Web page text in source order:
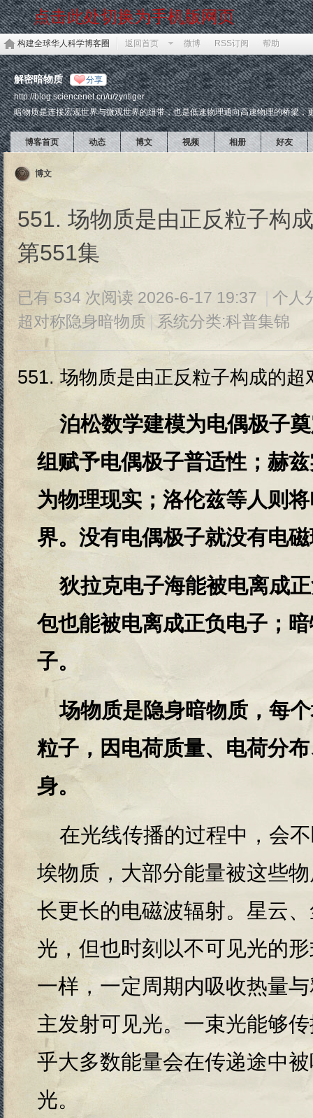
点击此处切换为手机版网页
构建全球华人科学博客圈 返回首页 微博 RSS订阅 帮助
解密暗物质 分享
http://blog.sciencenet.cn/u/zyntiger
暗物质是连接宏观世界与微观世界的纽带，也是低速物理通向高速物理的桥梁
博客首页 动态 博文 视频 相册 好友
博文
551. 场物质是由正反粒子构
第551集
已有 534 次阅读 2026-6-17 19:37
个人
超对称隐身暗物质
系统分类:科普集锦
551. 场物质是由正反粒子构成的
泊松数学建模为电偶极子
组赋予电偶极子普适性；赫
为物理现实；洛伦兹等人则
界。没有电偶极子就没有电
狄拉克电子海能被电离成
包也能被电离成正负电子；
子。
场物质是隐身暗物质，每
粒子，因电荷质量、电荷分
身。
在光线传播的过程中，会
埃物质，大部分能量被这些
长更长的电磁波辐射。星云
光，但也时刻以不可见光的
一样，一定周期内吸收热量
主发射可见光。一束光能够
乎大多数能量会在传递途中
光。